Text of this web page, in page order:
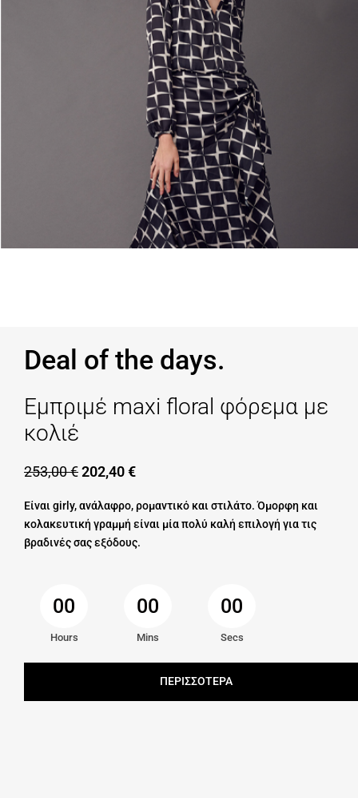
Deal of the days.
Εμπριμέ maxi floral φόρεμα με
κολιέ
253,00€202,40€
Είναι girly, ανάλαφρο, ρομαντικό και στιλάτο. Όμορφη και
κολακευτική γραμμή είναι μία πολύ καλή επιλογή για τις
βραδινές σας εξόδους.
00
Hours
00
Mins
00
Secs
ΠΕΡΙΣΣΟΤΕΡΑ